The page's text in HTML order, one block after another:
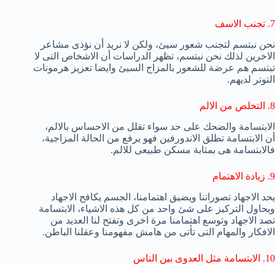
7. تجنب الاسف
نحن نبتسم لتجنب شعور سيئ، ولكن لا نريد أن نؤذى مشاعر
الاخرين لذلك نحن نبتسم، تظهر الدراسات أن الاشخاص التى لا
تبتسم هم عرضة للشعور بالمزاج السيئ وايضا تعزيز هرمونات
التوتر لديهم.
8. التخلص من الالم
الابتسامة والضحك على حد سواء تقلل من الاحساس بالالم،
أن الابتسامة تطلق الاندورفين فهو يرفع من الحالة المزاجية،
فالابتسامة هى بمثابة مسكن طبيعى للالم.
9. زيادة الاهتمام
يحد الاجهاد تصوراتنا ويضيق اهتمامنا، الجسم يكافح الاجهاد
ويحاول التركيز على شئ واحد من كل هذه الاشياء، الابتسامة
تصد الاجهاد وتوسع اهتمامنا مرة اخرى وتفتح لنا العديد من
الافكار والمهام التى تأتى من هامش مفهومنا وعقلنا الباطن.
10. الابتسامة مثل العدوى بين الناس